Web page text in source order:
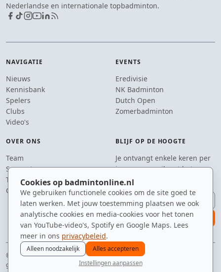
Cookies op badmintonline.nl
We gebruiken functionele cookies om de site goed te
laten werken. Met jouw toestemming plaatsen we ook
analytische cookies en media-cookies voor het tonen
van YouTube-video's, Spotify en Google Maps. Lees
meer in ons privacybeleid.
Alleen noodzakelijk
Alles accepteren
Instellingen aanpassen
Nederlandse en internationale topbadminton.
NAVIGATIE
Nieuws
Kennisbank
Spelers
Clubs
Video's
EVENTS
Eredivisie
NK Badminton
Dutch Open
Zomerbadminton
OVER ONS
Team
Supporters
Tip de redactie
Contact
BLIJF OP DE HOOGTE
Je ontvangt enkele keren per
jaar een e-mail met het
laatste badmintonnieuws.
E-mailadres
aanmelden
© 2010–2026 badmintonline.nl · getest op snelheid, precisie en een beetje
geluk
spelers ranglijst zomer